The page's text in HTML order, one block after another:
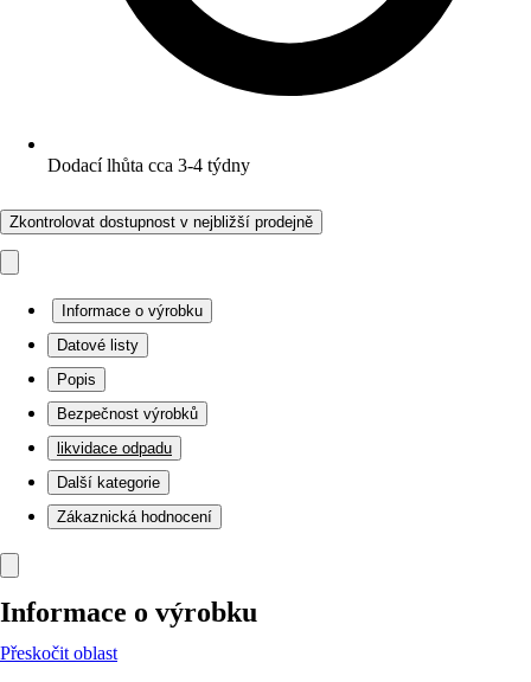
Dodací lhůta cca 3-4 týdny
Zkontrolovat dostupnost v nejbližší prodejně
Informace o výrobku
Datové listy
Popis
Bezpečnost výrobků
likvidace odpadu
Další kategorie
Zákaznická hodnocení
Informace o výrobku
Přeskočit oblast